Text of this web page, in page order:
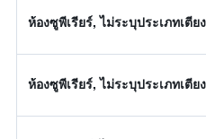
ห้องซูพีเรียร์, ไม่ระบุประเภทเตียง
ห้องซูพีเรียร์, ไม่ระบุประเภทเตียง